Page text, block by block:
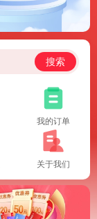
搜索
我的订单
关于我们